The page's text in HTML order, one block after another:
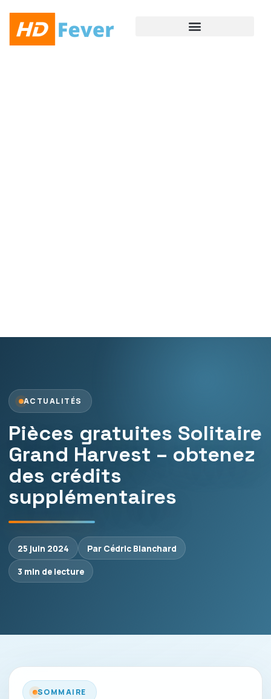
ACTUALITÉS
Pièces gratuites Solitaire
Grand Harvest – obtenez
des crédits
supplémentaires
25 juin 2024
Par Cédric Blanchard
3 min de lecture
SOMMAIRE